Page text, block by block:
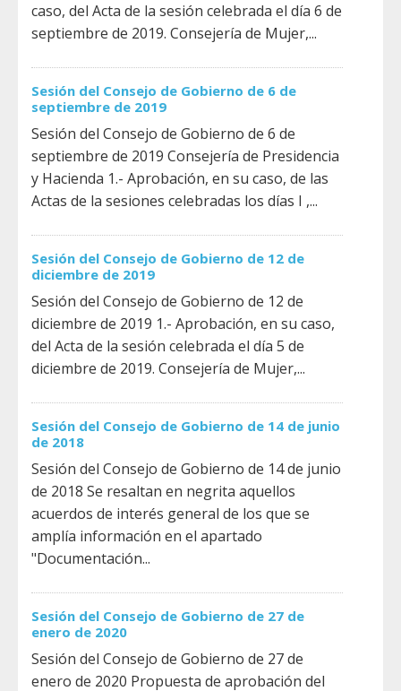
caso, del Acta de la sesión celebrada el día 6 de
septiembre de 2019. Consejería de Mujer,...
Sesión del Consejo de Gobierno de 6 de
septiembre de 2019
Sesión del Consejo de Gobierno de 6 de
septiembre de 2019 Consejería de Presidencia
y Hacienda 1.- Aprobación, en su caso, de las
Actas de la sesiones celebradas los días I ,...
Sesión del Consejo de Gobierno de 12 de
diciembre de 2019
Sesión del Consejo de Gobierno de 12 de
diciembre de 2019 1.- Aprobación, en su caso,
del Acta de la sesión celebrada el día 5 de
diciembre de 2019. Consejería de Mujer,...
Sesión del Consejo de Gobierno de 14 de junio
de 2018
Sesión del Consejo de Gobierno de 14 de junio
de 2018 Se resaltan en negrita aquellos
acuerdos de interés general de los que se
amplía información en el apartado
"Documentación...
Sesión del Consejo de Gobierno de 27 de
enero de 2020
Sesión del Consejo de Gobierno de 27 de
enero de 2020 Propuesta de aprobación del